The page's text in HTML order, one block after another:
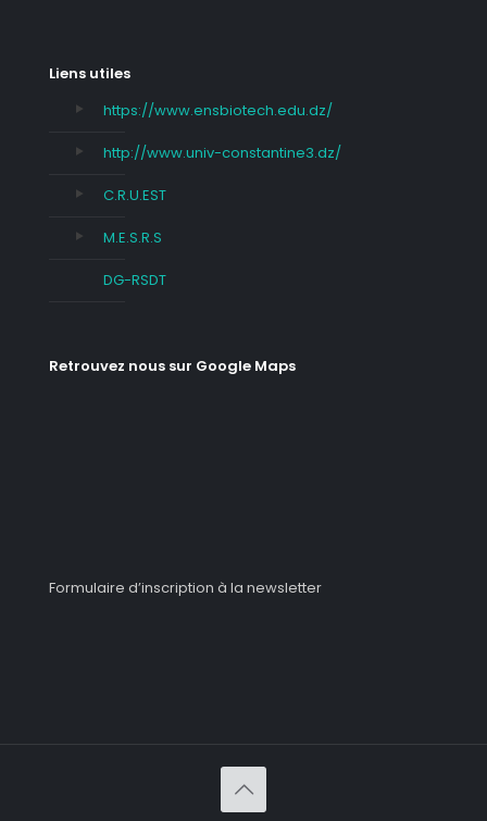
Liens utiles
https://www.ensbiotech.edu.dz/
http://www.univ-constantine3.dz/
C.R.U.EST
M.E.S.R.S
DG-RSDT
Retrouvez nous sur Google Maps
Formulaire d’inscription à la newsletter